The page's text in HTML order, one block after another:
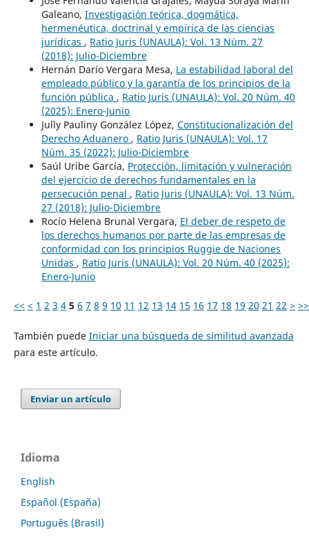
Galeano, Investigación teórica, dogmática,
hermenéutica, doctrinal y empírica de las ciencias
jurídicas , Ratio Juris (UNAULA): Vol. 13 Núm. 27
(2018): Julio-Diciembre
Hernán Darío Vergara Mesa, La estabilidad laboral del
empleado público y la garantía de los principios de la
función pública , Ratio Juris (UNAULA): Vol. 20 Núm. 40
(2025): Enero-Junio
Jully Pauliny González López, Constitucionalización del
Derecho Aduanero , Ratio Juris (UNAULA): Vol. 17
Núm. 35 (2022): Julio-Diciembre
Saúl Uribe García, Protección, limitación y vulneración
del ejercicio de derechos fundamentales en la
persecución penal , Ratio Juris (UNAULA): Vol. 13 Núm.
27 (2018): Julio-Diciembre
Rocío Helena Brunal Vergara, El deber de respeto de
los derechos humanos por parte de las empresas de
conformidad con los principios Ruggie de Naciones
Unidas , Ratio Juris (UNAULA): Vol. 20 Núm. 40 (2025):
Enero-Junio
<< < 1 2 3 4 5 6 7 8 9 10 11 12 13 14 15 16 17 18 19 20 21 22 > >>
También puede Iniciar una búsqueda de similitud avanzada
para este artículo.
Enviar un artículo
Idioma
English
Español (España)
Português (Brasil)